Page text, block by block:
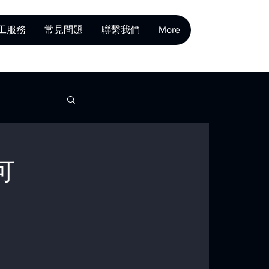
服務 常見問題 聯繫我們 More